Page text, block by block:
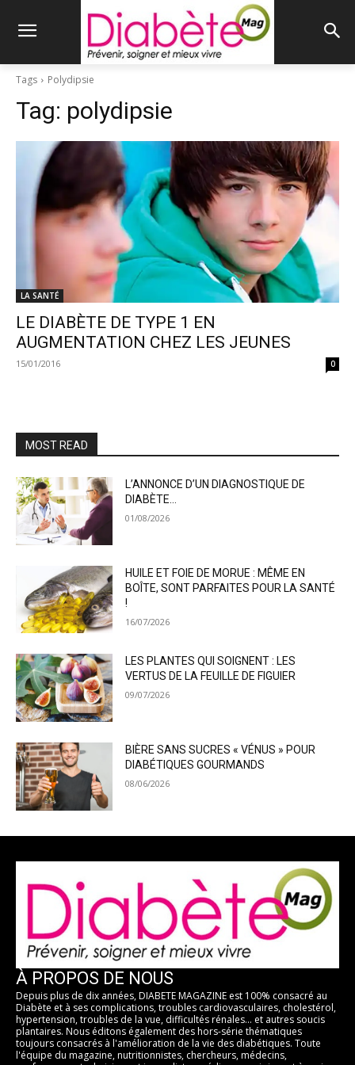
Tags Polydipsie
Tag: polydipsie
LA SANTÉ
LE DIABÈTE DE TYPE 1 EN
AUGMENTATION CHEZ LES JEUNES
15/01/2016 0
MOST READ
L’ANNONCE D’UN DIAGNOSTIQUE DE
DIABÈTE…
01/08/2026
HUILE ET FOIE DE MORUE : MÊME EN
BOÎTE, SONT PARFAITES POUR LA SANTÉ
!
16/07/2026
LES PLANTES QUI SOIGNENT : LES
VERTUS DE LA FEUILLE DE FIGUIER
09/07/2026
BIÈRE SANS SUCRES « VÉNUS » POUR
DIABÉTIQUES GOURMANDS
08/06/2026
À PROPOS DE NOUS
Depuis plus de dix années, DIABETE MAGAZINE est 100% consacré au
Diabète et à ses complications, troubles cardiovasculaires, cholestérol,
hypertension, troubles de la vue, difficultés rénales... et autres soucis
plantaires. Nous éditons également des hors-série thématiques
toujours consacrés à l'amélioration de la vie des diabétiques. Toute
l'équipe du magazine, nutritionnistes, chercheurs, médecins,